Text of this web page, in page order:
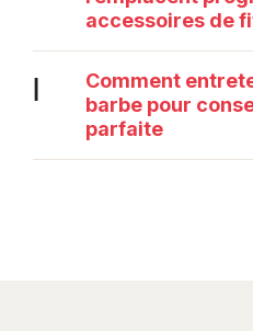
accessoires de
|
Comment
barbe pour
parfaite